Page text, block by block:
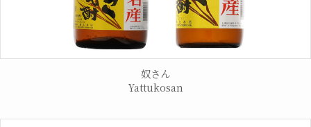
奴さん
Yattukosan